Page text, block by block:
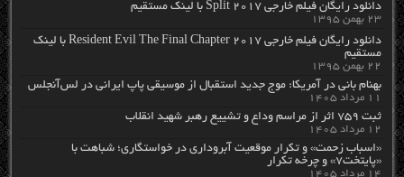
دانلود رایگان فیلم خارجی Split 2017 با لینک مستقیم
۲۳ بهمن ۱۳۹۵
دانلود رایگان فیلم خارجی Resident Evil The Final Chapter 2017 با لینک
مستقیم
۲۲ بهمن ۱۳۹۵
بهنام بانی در آمریکا: موج جدید استقبال از موسیقی پاپ ایرانی در لس‌آنجلس
۱۱ مرداد ۱۴۰۵
ثبت ۷۵۹ اثر از مراسم وداع و تشییع رهبر شهید انقلاب
۱۲ مرداد ۱۴۰۵
«اسباب زحمت» و تکرار موقعیت آبروداری در خواستگاری؛ شباهت با
«پایتخت۷» و چرخه تکرار
۱۴ مرداد ۱۴۰۵